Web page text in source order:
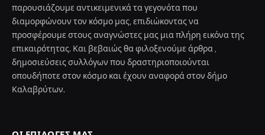
παρουσιάζουμε αντικειμενικά τα γεγονότα που
διαμορφώνουν τον κόσμο μας, επιδιώκοντας να
προσφέρουμε στους αναγνώστες μας μια πλήρη εικόνα της
επικαιρότητας. Και βεβαιώς θα φιλοξενούμε άρθρα ,
δημοσιεύσεις συλλόγων που δραστηριοποιούνται
οπουδήποτε στον κόσμο και έχουν αναφορά στον δήμο
Καλαβρύτων.